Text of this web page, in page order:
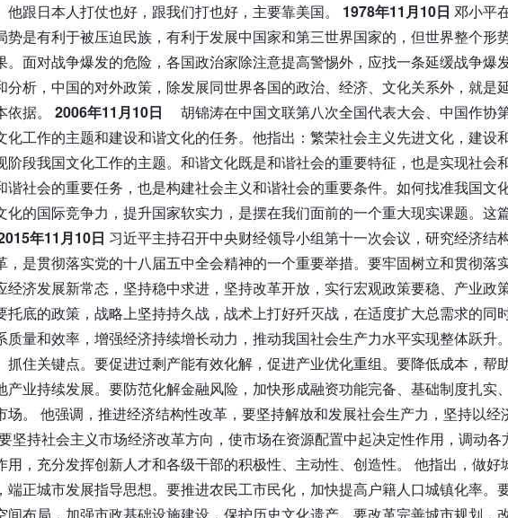
他跟日本人打仗也好，跟我们打也好，主要靠美国。 1978年11月10日 邓小平
势是有利于被压迫民族，有利于发展中国家和第三世界国家的，但世界整个形
。面对战争爆发的危险，各国政治家除注意提高警惕外，应找一条延缓战争爆
分析，中国的对外政策，除发展同世界各国的政治、经济、文化关系外，就是
据。 2006年11月10日
胡锦涛在中国文联第八次全国代表大会、中国作协
化工作的主题和建设和谐文化的任务。他指出：繁荣社会主义先进文化，建设
阶段我国文化工作的主题。和谐文化既是和谐社会的重要特征，也是实现社会
谐社会的重要任务，也是构建社会主义和谐社会的重要条件。如何找准我国文
化的国际竞争力，提升国家软实力，是摆在我们面前的一个重大现实课题。这
年11月10日 习近平主持召开中央财经领导小组第十一次会议，研究经济结
，是贯彻落实党的十八届五中全会精神的一个重要举措。要牢固树立和贯彻落
经济发展新常态，坚持稳中求进，坚持改革开放，实行宏观政策要稳、产业政
托底的政策，战略上坚持持久战，战术上打好歼灭战，在适度扩大总需求的同
质量和效率，增强经济持续增长动力，推动我国社会生产力水平实现整体跃升
抓住关键点。要促进过剩产能有效化解，促进产业优化重组。要降低成本，帮
产业持续发展。要防范化解金融风险，加快形成融资功能完备、基础制度扎实
场。 他强调，推进经济结构性改革，要坚持解放和发展社会生产力，坚持以经
坚持社会主义市场经济改革方向，使市场在资源配置中起决定性作用，调动
用，充分发挥创新人才和各级干部的积极性、主动性、创造性。 他指出，做
端正城市发展指导思想。要推进农民工市民化，加快提高户籍人口城镇化率。